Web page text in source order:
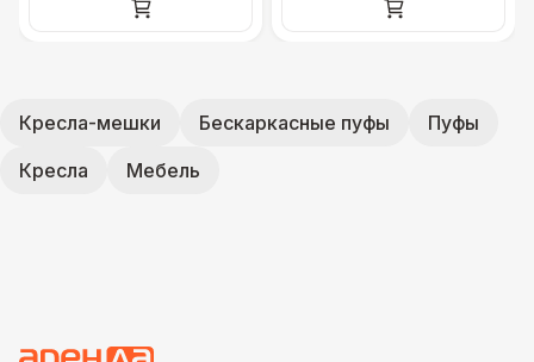
Кресла-мешки Бескаркасные пуфы
Пуфы
Кресла
Мебель